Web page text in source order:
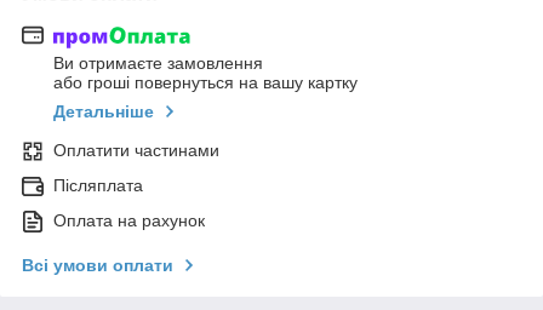
Ви отримаєте замовлення
або гроші повернуться на вашу картку
Детальніше
Оплатити частинами
Післяплата
Оплата на рахунок
Всі умови оплати